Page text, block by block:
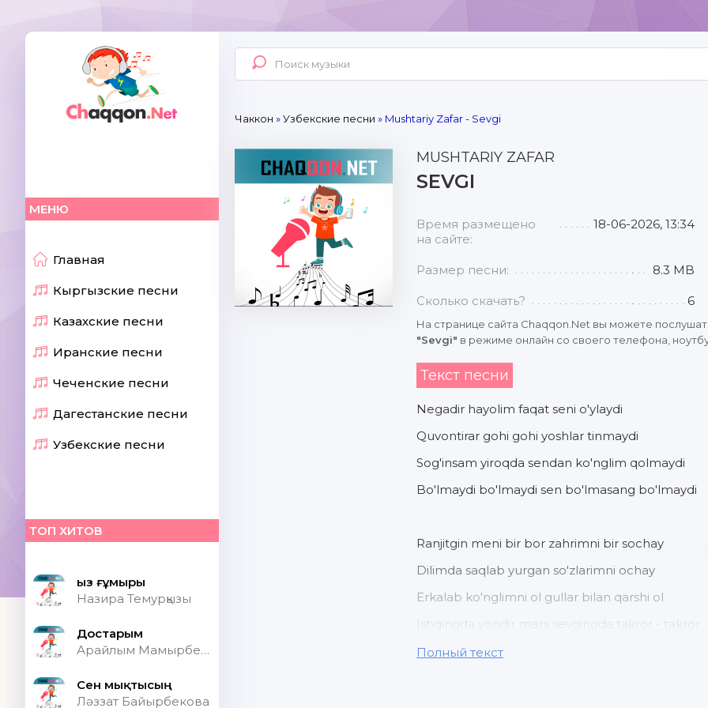
МЕНЮ
Главная
Кыргызские песни
Казахские песни
Иранские песни
Чеченские песни
Дагестанские песни
Узбекские песни
ТОП ХИТОВ
Қыз ғұмыры
Назира Темурқызы
Достарым
Арайлым Мамырбекқызы
Сен мықтысың
Ләззат Байырбекова
Чаккон »Узбекские песни » Mushtariy Zafar - Sevgi
MUSHTARIY ZAFAR
SEVGI
Время размещено
на сайте:
18-06-2026, 13:34
Размер песни: 8.3 MB
Сколько скачать? 6
На странице сайта Chaqqon.Net вы можете
"Sevgi" в режиме онлайн со своего телефона,
Текст песни
Negadir hayolim faqat seni o'ylaydi
Quvontirar gohi gohi yoshlar tinmaydi
Sog'insam yiroqda sendan ko'nglim qolmaydi
Bo'lmaydi bo'lmaydi sen bo'lmasang bo'lmaydi
Ranjitgin meni bir bor zahrimni bir sochay
Dilimda saqlab yurgan so'zlarimni ochay
Erkalab ko'nglimni ol gullar bilan qarshi ol
Ishqingda yondir meni sevgingda takror - takror
Полный текст